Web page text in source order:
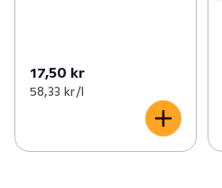
17,50 kr
58,33 kr /l